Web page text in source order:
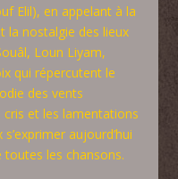
Elil), en appelant à la
la nostalgie des lieux
Loun Liyam,
qui répercutent le
des vents
cris et les lamentations
aujourd’hui
toutes les chansons.